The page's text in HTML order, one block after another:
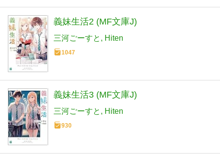
義妹生活2 (MF文庫J)
三河ごーすと Hiten
1047
義妹生活3 (MF文庫J)
三河ごーすと Hiten
930